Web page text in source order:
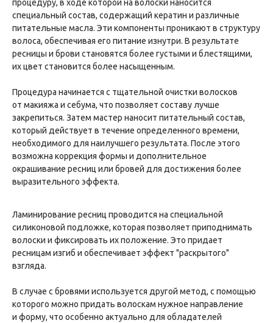
процедуру, в ходе которой на волоски наносится
специальный состав, содержащий кератин и различные
питательные масла. Эти компоненты проникают в структуру
волоса, обеспечивая его питание изнутри. В результате
ресницы и брови становятся более густыми и блестящими,
их цвет становится более насыщенным.
Процедура начинается с тщательной очистки волосков
от макияжа и себума, что позволяет составу лучше
закрепиться. Затем мастер наносит питательный состав,
который действует в течение определенного времени,
необходимого для наилучшего результата. После этого
возможна коррекция формы и дополнительное
окрашивание ресниц или бровей для достижения более
выразительного эффекта.
Ламинирование ресниц проводится на специальной
силиконовой подложке, которая позволяет приподнимать
волоски и фиксировать их положение. Это придает
ресницам изгиб и обеспечивает эффект "раскрытого"
взгляда.
В случае с бровями используется другой метод, с помощью
которого можно придать волоскам нужное направление
и форму, что особенно актуально для обладателей